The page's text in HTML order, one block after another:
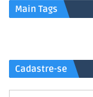
Main Tags
Cadastre-se